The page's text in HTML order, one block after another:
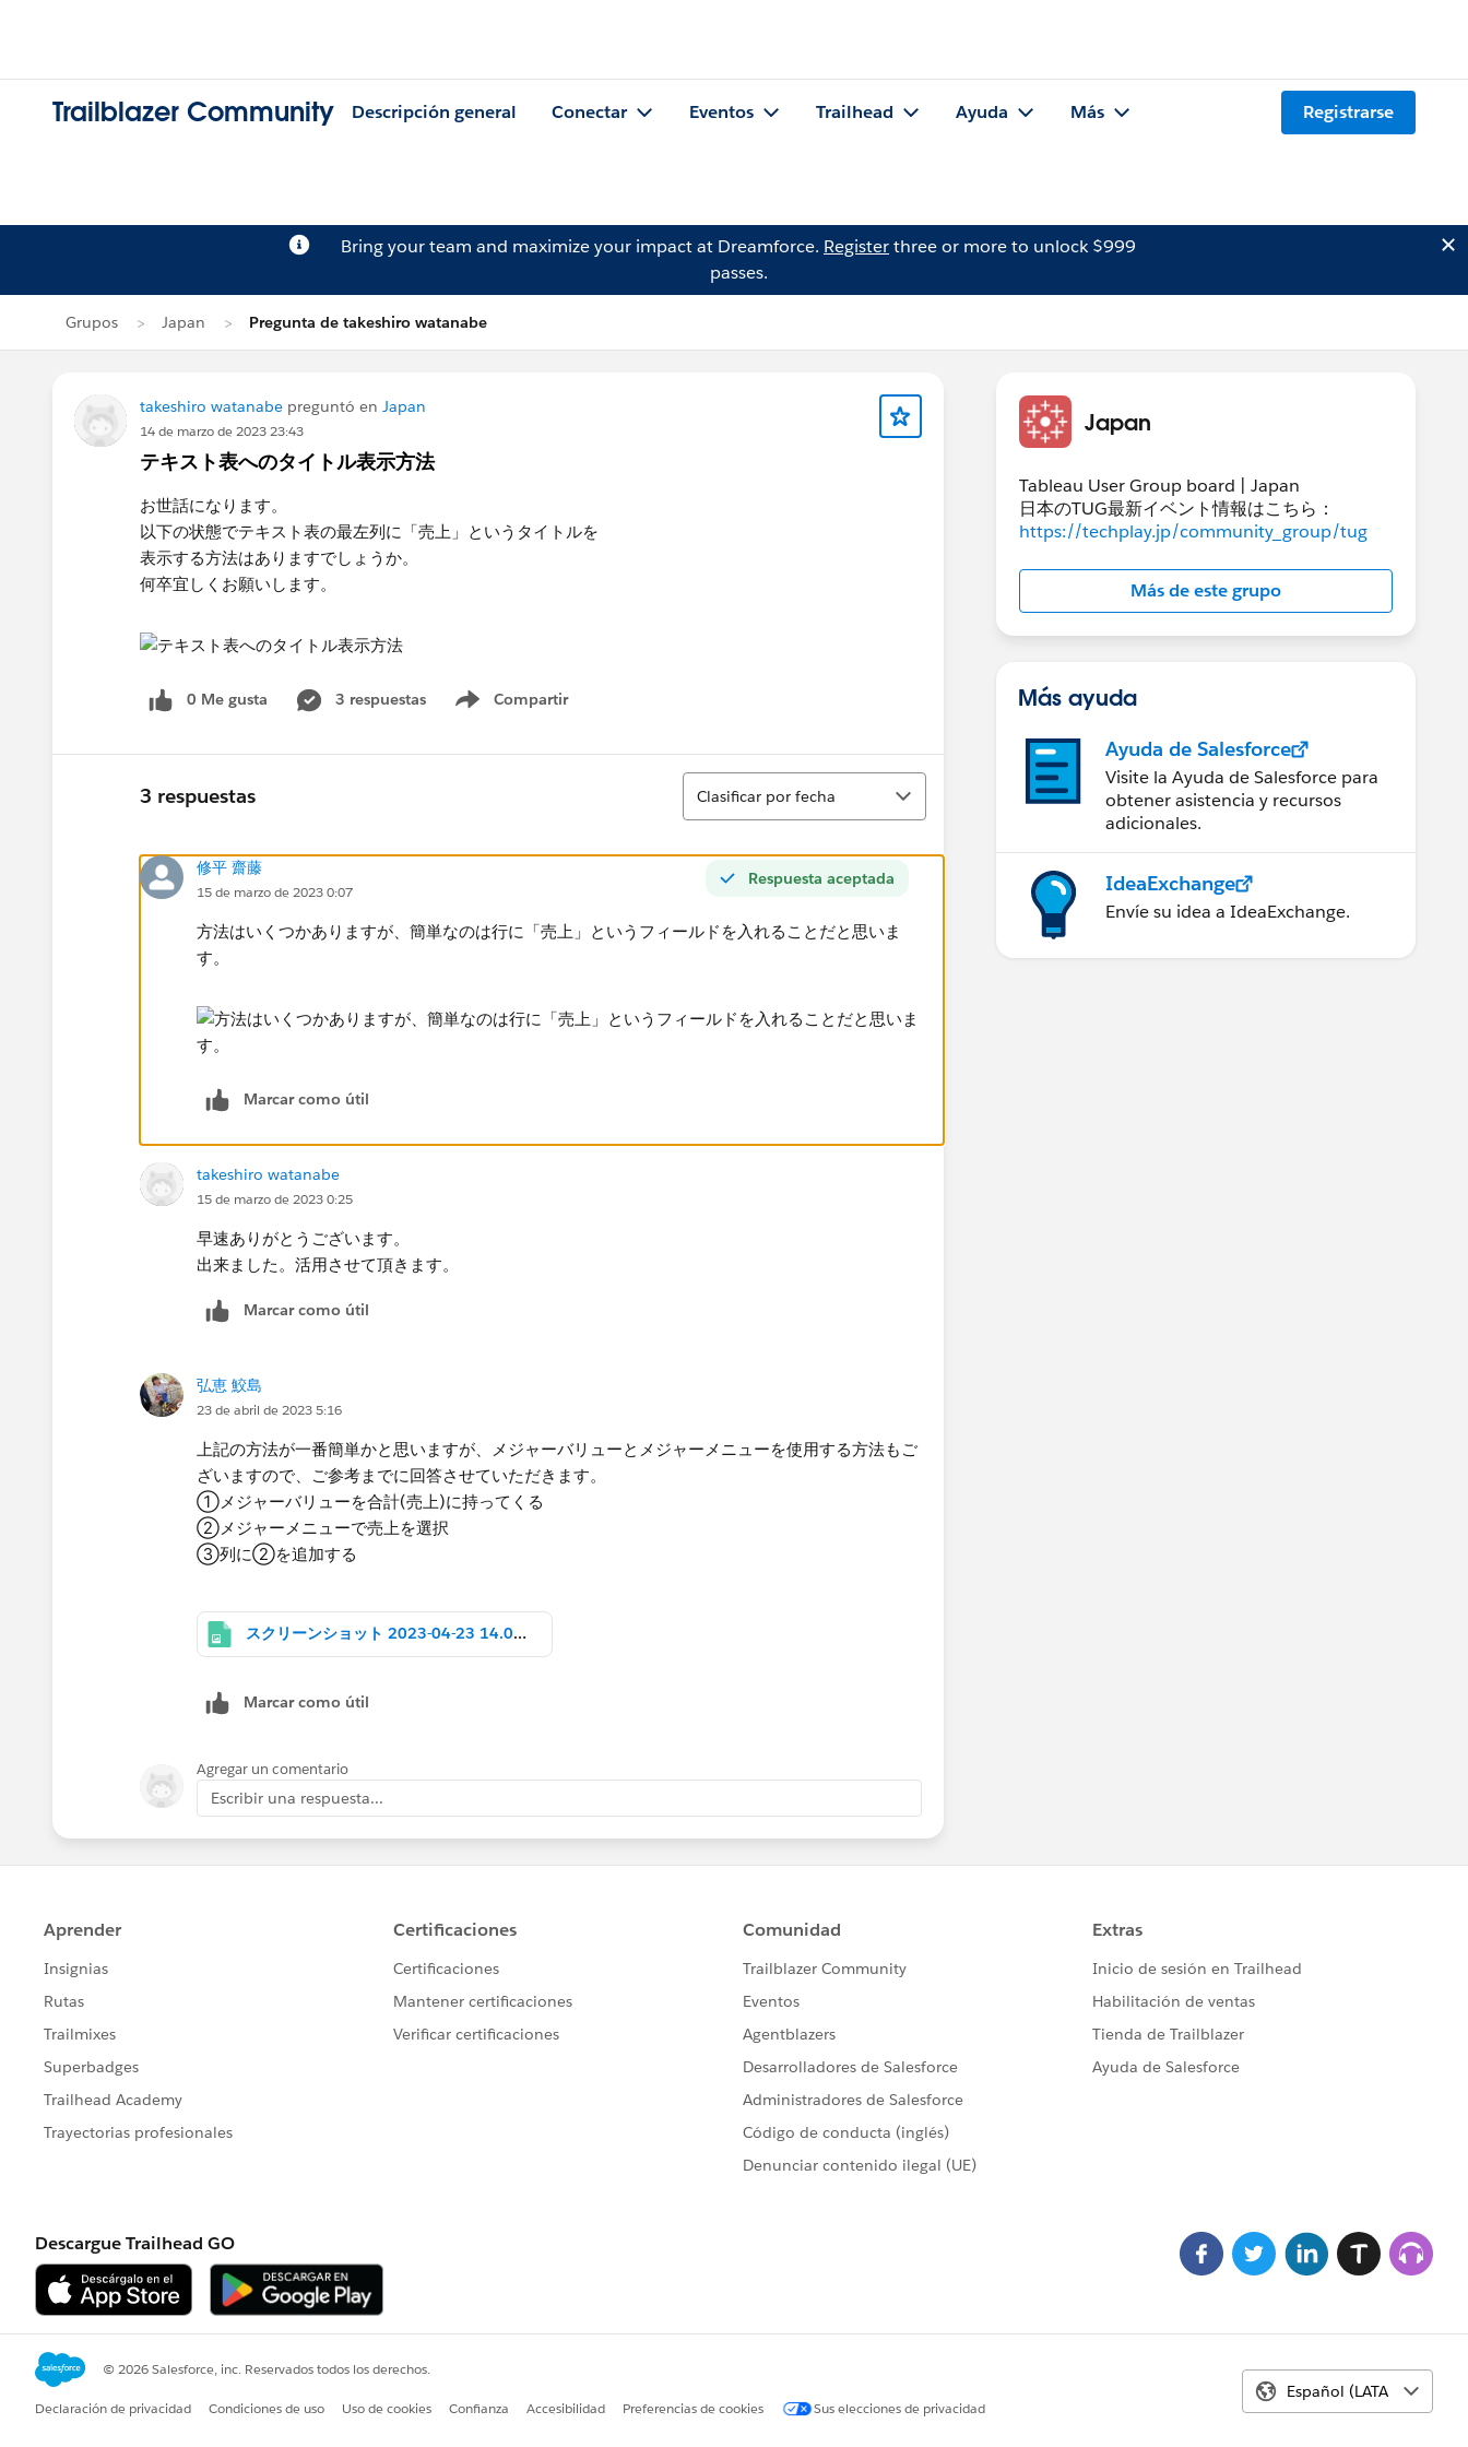
Trailblazer Community Descripción general Conectar Eventos Trailhead Ayuda Más Registrarse
Bring your team and maximize your impact at Dreamforce. Registerthree or more to unlock $999
passes.
Grupos Japan Pregunta de takeshiro watanabe
takeshiro watanabe preguntó en Japan
14 de marzo de 2023 23:43
テキスト表へのタイトル表示方法
お世話になります。
以下の状態でテキスト表の最左列に「売上」というタイトルを
表示する方法はありますでしょうか。​
何卒宜しくお願いします。​
0 Me gusta 3 respuestas Compartir
Show menu
3 respuestas
Ordenar
Clasificar por fecha
Respuesta aceptada
修平 齋藤
15 de marzo de 2023 0:07
方法はいくつかありますが、簡単なのは行に「売上」というフィールドを入れることだと思いま
す。
Marcar como útil
takeshiro watanabe
15 de marzo de 2023 0:25
早速ありがとうございます。
出来ました。活用させて頂きます。
Marcar como útil
弘恵 鮫島
23 de abril de 2023 5:16
上記の方法が一番簡単かと思いますが、メジャーバリューとメジャーメニューを使用する方法もご
ざいますので、ご参考までに回答させていただきます。
①メジャーバリューを​合計(売上)に持ってくる
②​メジャーメニューで売上を選択
③列に②を追加する​
スクリーンショット 2023-04-23 14.08.03.png
Marcar como útil
Agregar un comentario
Escribir una respuesta...
Japan
Tableau User Group board | Japan
日本のTUG最新イベント情報はこちら：
https://techplay.jp/community_group/tug
Más de este grupo
Más ayuda
Ayuda de Salesforce
Visite la Ayuda de Salesforce para
obtener asistencia y recursos
adicionales.
IdeaExchange
Envíe su idea a IdeaExchange.